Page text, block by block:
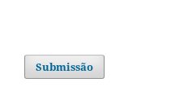
Submissão